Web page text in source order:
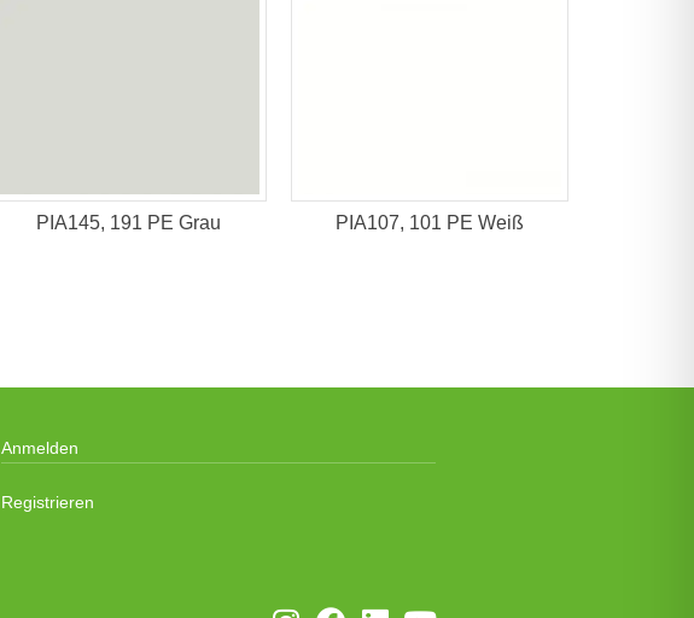
PIA145, 191 PE Grau PIA107, 101 PE Weiß
Anmelden
Registrieren